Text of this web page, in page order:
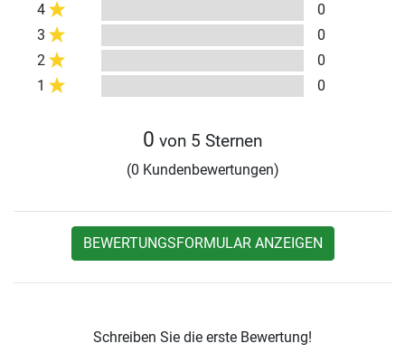
4
0
3
0
2
0
1
0
0 von 5 Sternen
(0 Kundenbewertungen)
BEWERTUNGSFORMULAR ANZEIGEN
Schreiben Sie die erste Bewertung!